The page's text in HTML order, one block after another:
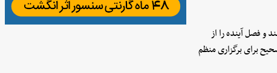
و فصل آینده را از
برای برگزاری منظم